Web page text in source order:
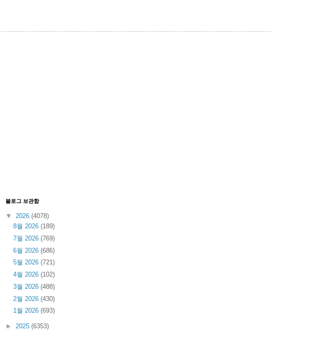
블로그 보관함
▼ 2026 (4078)
8월 2026 (189)
7월 2026 (769)
6월 2026 (686)
5월 2026 (721)
4월 2026 (102)
3월 2026 (488)
2월 2026 (430)
1월 2026 (693)
► 2025 (6353)